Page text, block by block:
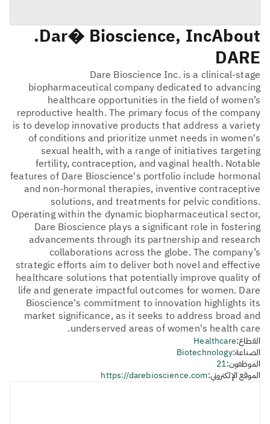
About
Dar� Bioscience, Inc.
DARE
Dare Bioscience Inc. is a clinical-stage
biopharmaceutical company dedicated to advancing
healthcare opportunities in the field of women’s
reproductive health. The primary focus of the company
is to develop innovative products that address a variety
of conditions and prioritize unmet needs in women's
sexual health, with a range of initiatives targeting
fertility, contraception, and vaginal health. Notable
features of Dare Bioscience's portfolio include hormonal
and non-hormonal therapies, inventive contraceptive
solutions, and treatments for pelvic conditions.
Operating within the dynamic biopharmaceutical sector,
Dare Bioscience plays a significant role in fostering
advancements through its partnership and research
collaborations across the globe. The company’s
strategic efforts aim to deliver both novel and effective
healthcare solutions that potentially improve quality of
life and generate impactful outcomes for women. Dare
Bioscience's commitment to innovation highlights its
market significance, as it seeks to address broad and
underserved areas of women's health care.
القطاع:Healthcare
الصناعة:Biotechnology
الموظفون:21
الموقع الإلكتروني:https://darebioscience.com